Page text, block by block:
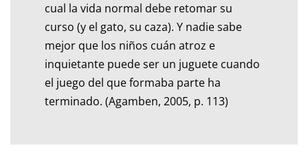
cual la vida normal debe retomar su
curso (y el gato, su caza). Y nadie sabe
mejor que los niños cuán atroz e
inquietante puede ser un juguete cuando
el juego del que formaba parte ha
terminado. (Agamben, 2005, p. 113)